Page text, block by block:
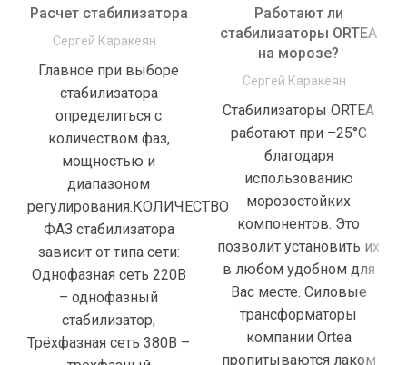
Расчет стабилизатора
Сергей Каракеян
Главное при выборе
стабилизатора
определиться с
количеством фаз,
мощностью и
диапазоном
регулирования.КОЛИЧЕСТВО
ФАЗ стабилизатора
зависит от типа сети:
Однофазная сеть 220В
– однофазный
стабилизатор;
Трёхфазная сеть 380В –
Работают ли
стабилизаторы ORTEA
на морозе?
Сергей Каракеян
Стабилизаторы ORTEA
работают при –25°С
благодаря
использованию
морозостойких
компонентов. Это
позволит установить их
в любом удобном для
Вас месте. Силовые
трансформаторы
компании Ortea
пропитываются лаком